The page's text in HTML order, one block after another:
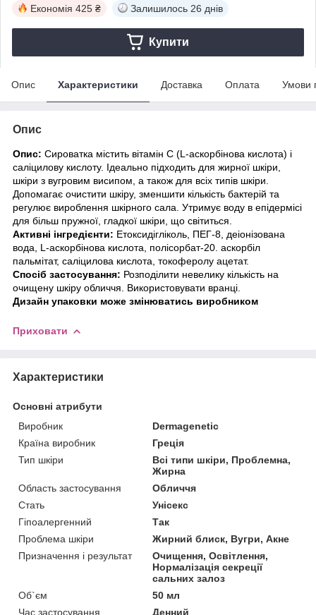
Економія 425 ₴ Залишилось 26 днів
Купити
Опис Характеристики Доставка Оплата Умови
Опис
Опис: Сироватка містить вітамін С (L-аскорбінова кислота) і
саліцилову кислоту. Ідеально підходить для жирної шкіри,
шкіри з вугровим висипом, а також для всіх типів шкіри.
Допомагає очистити шкіру, зменшити кількість бактерій та
регулює вироблення шкірного сала. Утримує воду в епідермісі
для більш пружної, гладкої шкіри, що світиться.
Активні інгредієнти: Етоксидігліколь, ПЕГ-8, деіонізована
вода, L-аскорбінова кислота, полісорбат-20. аскорбіл
пальмітат, саліцилова кислота, токоферолу ацетат.
Спосіб застосування: Розподілити невелику кількість на
очищену шкіру обличчя. Використовувати вранці.
Дизайн упаковки може змінюватись виробником
Приховати
Характеристики
Основні атрибути
Виробник
Dermagenetic
Країна виробник
Греція
Тип шкіри
Всі типи шкіри, Проблемна,
Жирна
Область застосування
Обличчя
Стать
Унісекс
Гіпоалергенний
Так
Проблема шкіри
Жирний блиск, Вугри, Акне
Призначення і результат
Очищення, Освітлення,
Нормалізація секреції
сальних залоз
Об`єм
50 мл
Час застосування
Денний